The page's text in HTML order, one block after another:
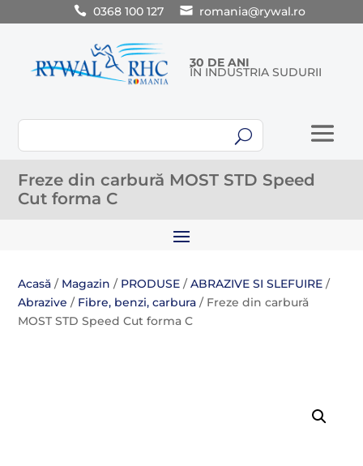
0368 100 127 romania@rywal.ro
30 DE ANI
ÎN INDUSTRIA SUDURII
U
Freze din carbură MOST STD Speed ​​
Cut forma C
Acasă / Magazin / PRODUSE /ABRAZIVE SI SLEFUIRE /
Abrazive / Fibre, benzi, carbura / Freze din carbură
MOST STD Speed ​​Cut forma C